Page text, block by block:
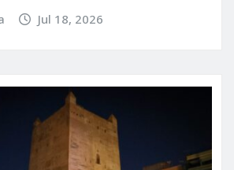
Jul 18, 2026